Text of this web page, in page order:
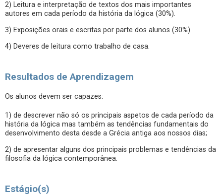
2) Leitura e interpretação de textos dos mais importantes
autores em cada período da história da lógica (30%).
3) Exposições orais e escritas por parte dos alunos (30%)
4) Deveres de leitura como trabalho de casa.
Resultados de Aprendizagem
Os alunos devem ser capazes:
1) de descrever não só os principais aspetos de cada período da
história da lógica mas também as tendências fundamentais do
desenvolvimento desta desde a Grécia antiga aos nossos dias;
2) de apresentar alguns dos principais problemas e tendências da
filosofia da lógica contemporânea.
Estágio(s)